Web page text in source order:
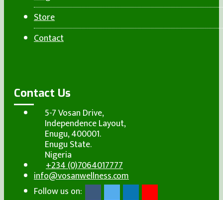
Store
Contact
Contact Us
5-7 Vosan Drive,
Independence Layout,
Enugu, 400001.
Enugu State.
Nigeria
+234 (0)7064017777
info@vosanwellness.com
Follow us on: